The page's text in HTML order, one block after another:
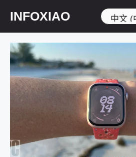
内
INFOXIAO
选
择
语